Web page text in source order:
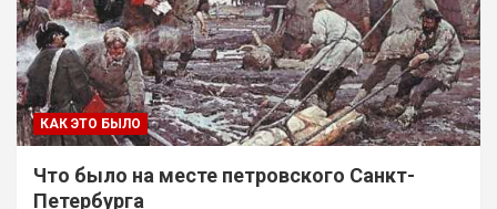
КАК ЭТО БЫЛО
Что было на месте петровского Санкт-
Петербурга